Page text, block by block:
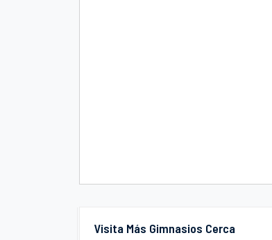
Visita Más Gimnasios Cerca